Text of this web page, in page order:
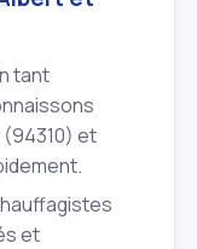
tant
et
et